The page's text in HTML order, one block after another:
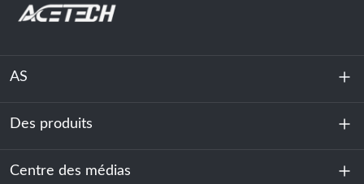
AS
À propos de nous
Durabilité
Des produits
Stockage d'énergie
Centre des médias